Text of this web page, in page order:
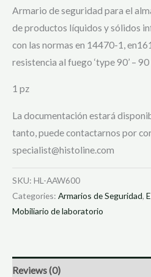
Armario de seguridad para el
de productos líquidos y sólidos
con las normas en 14470-1,
resistencia al fuego ‘type 90’ –
1 pz
La documentación estará
tanto, puede contactarnos por
specialist@histoline.com
SKU: HL-AAW600
Categories: Armarios de Seguridad,
Mobiliario de laboratorio
Reviews (0)